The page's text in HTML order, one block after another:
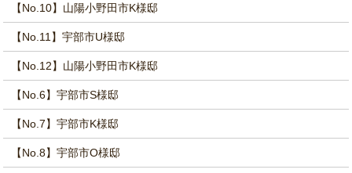
【No.10】山陽小野田市K様邸
【No.11】宇部市U様邸
【No.12】山陽小野田市K様邸
【No.6】宇部市S様邸
【No.7】宇部市K様邸
【No.8】宇部市O様邸